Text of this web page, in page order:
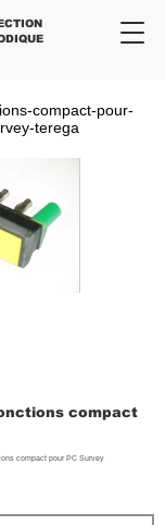
compact-pour-
terega
compact
compact pour PC Survey